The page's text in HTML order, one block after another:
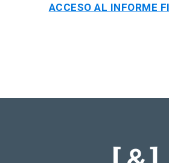
ACCESO AL INFORME